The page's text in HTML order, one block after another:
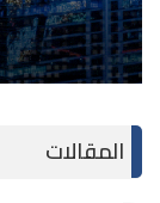
المقالات